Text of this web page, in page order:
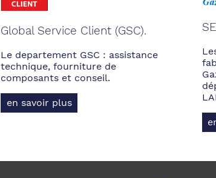
Global Service Client (GSC).
Le departement GSC : assistance
technique, fourniture de
composants et conseil.
en savoir plus